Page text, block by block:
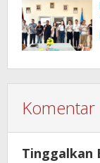
Komentar
Tinggalkan